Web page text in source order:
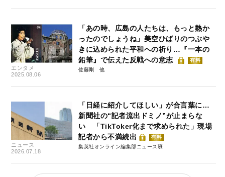
エンタメ
2025.08.06
「あの時、広島の人たちは、もっと熱か
ったのでしょうね」美空ひばりのつぶや
きに込められた平和への祈り…『一本の
鉛筆』で伝えた反戦への意志
有料
佐藤剛
ニュース
2026.07.18
「日経に紹介してほしい」が合言葉に…
新聞社の“記者流出ドミノ”が止まらな
い 「TikToker化まで求められた」現場
記者から不満続出
有料
集英社オンライン編集部ニュース班